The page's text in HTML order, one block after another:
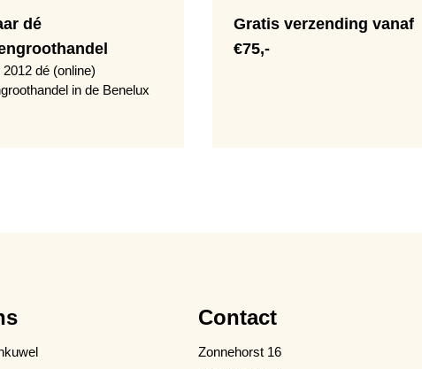
dé
dé (online)
in de Benelux
Gratis verzending vanaf
€75,-
Contact
Zonnehorst 16